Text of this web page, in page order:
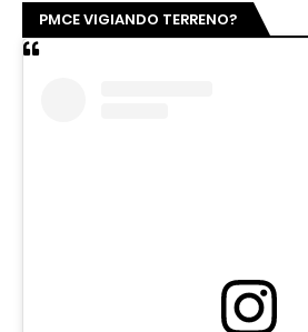
PMCE VIGIANDO TERRENO?